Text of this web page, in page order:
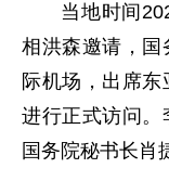
当地时间
相洪森邀请，国
际机场，出席
进行正式访问
国务院秘书长肖